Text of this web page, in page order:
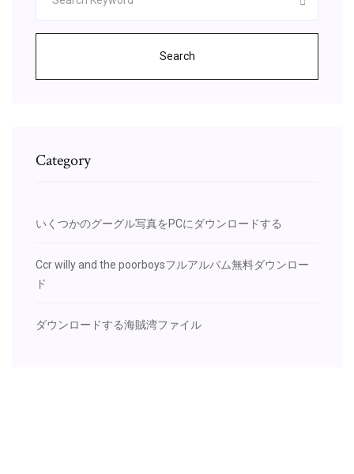
Search
Category
いくつかのグーグル写真をPCにダウンロードする
Ccr willy and the poorboysフルアルバム無料ダウンロー
ド
ダウンロードする海賊湾ファイル